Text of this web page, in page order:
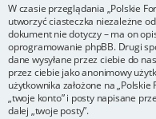
W czasie przeglądania „Polskie
utworzyć ciasteczka niezależne
dokument nie dotyczy – ma on
oprogramowanie phpBB. Drugi
dane wysyłane przez ciebie do
przez ciebie jako anonimowy
użytkownika założone na
„twoje konto” i posty napisane
dalej „twoje posty”.